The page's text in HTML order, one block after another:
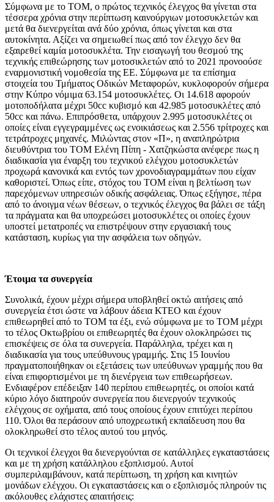
Σύμφωνα με το ΤΟΜ, ο πρώτος τεχνικός έλεγχος θα γίνεται στα
τέσσερα χρόνια στην περίπτωση καινούργιων μοτοσυκλετών και
μετά θα διενεργείται ανά δύο χρόνια, όπως γίνεται και στα
αυτοκίνητα. Αξίζει να σημειωθεί πως από τον έλεγχο δεν θα
εξαιρεθεί καμία μοτοσυκλέτα. Την εισαγωγή του θεσμού της
τεχνικής επιθεώρησης των μοτοσικλετών από το 2021 προνοούσε
εναρμονιστική νομοθεσία της ΕΕ. Σύμφωνα με τα επίσημα
στοιχεία του Τμήματος Οδικών Μεταφορών, κυκλοφορούν σήμερα
στην Κύπρο νόμιμα 63.154 μοτοσυκλέτες. Οι 14.618 αφορούν
μοτοποδήλατα μέχρι 50cc κυβισμό και 42.985 μοτοσυκλέτες από
50cc και πάνω. Επιπρόσθετα, υπάρχουν 2.995 μοτοσυκλέτες οι
οποίες είναι εγγεγραμμένες ως ενοικιάσεως και 2.556 τρίτροχες και
τετράτροχες μηχανές. Μιλώντας στον «Π», η αναπληρώτρια
διευθύντρια του ΤΟΜ Ελένη Πίπη - Χατζηκώστα ανέφερε πως η
διαδικασία για έναρξη του τεχνικού ελέγχου μοτοσυκλετών
προχωρά κανονικά και εντός των χρονοδιαγραμμάτων που είχαν
καθοριστεί. Όπως είπε, στόχος του ΤΟΜ είναι η βελτίωση των
παρεχόμενων υπηρεσιών οδικής ασφάλειας. Όπως εξήγησε, πέρα
από το άνοιγμα νέων θέσεων, ο τεχνικός έλεγχος θα βάλει σε τάξη
τα πράγματα και θα υποχρεώσει μοτοσυκλέτες οι οποίες έχουν
υποστεί μετατροπές να επιστρέψουν στην εργασιακή τους
κατάσταση, κυρίως για την ασφάλεια των οδηγών.
Έτοιμα τα συνεργεία
Συνολικά, έχουν μέχρι σήμερα υποβληθεί οκτώ αιτήσεις από
συνεργεία έτσι ώστε να λάβουν άδεια ΚΤΕΟ και έχουν
επιθεωρηθεί από το ΤΟΜ τα έξι, ενώ σύμφωνα με το ΤΟΜ μέχρι
το τέλος Οκτωβρίου οι επιθεωρητές θα έχουν ολοκληρώσει τις
επισκέψεις σε όλα τα συνεργεία. Παράλληλα, τρέχει και η
διαδικασία για τους υπεύθυνους γραμμής. Στις 15 Ιουνίου
πραγματοποιήθηκαν οι εξετάσεις των υπεύθυνων γραμμής που θα
είναι επιφορτισμένοι με τη διενέργεια των επιθεωρήσεων.
Ενδιαφέρον επέδειξαν 140 περίπου επιθεωρητές, οι οποίοι κατά
κύριο λόγο διατηρούν συνεργεία που διενεργούν τεχνικούς
ελέγχους σε οχήματα, από τους οποίους έχουν επιτύχει περίπου
110. Όλοι θα περάσουν από υποχρεωτική εκπαίδευση που θα
ολοκληρωθεί στο τέλος αυτού του μηνός.
Οι τεχνικοί έλεγχοι θα διενεργούνται σε κατάλληλες εγκαταστάσεις
και με τη χρήση κατάλληλου εξοπλισμού. Αυτοί
συμπεριλαμβάνουν, κατά περίπτωση, τη χρήση και κινητών
μονάδων ελέγχου. Οι εγκαταστάσεις και ο εξοπλισμός πληρούν τις
ακόλουθες ελάχιστες απαιτήσεις: